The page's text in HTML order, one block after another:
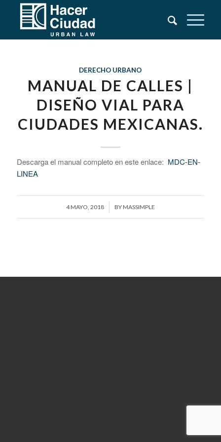
DERECHO URBANO
MANUAL DE CALLES |
DISEÑO VIAL PARA
CIUDADES MEXICANAS.
Descarga el manual completo en este enlace: MDC-EN-
LINEA
4 MAYO, 2018
/ BYMASSIMPLE